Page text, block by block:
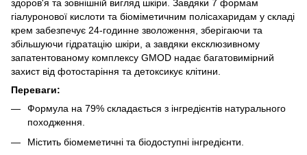
здоров'я та зовнішній вигляд шкіри. Завдяки 7 формам
гіалуронової кислоти та біоміметичним полісахаридам у складі
крем забезпечує 24-годинне зволоження, зберігаючи та
збільшуючи гідратацію шкіри, а завдяки ексклюзивному
запатентованому комплексу GMOD надає багатовимірний
захист від фотостаріння та детоксикує клітини.
Переваги:
Формула на 79% складається з інгредієнтів натурального
походження.
Містить біомеметичні та біодоступні інгредієнти.